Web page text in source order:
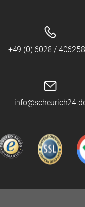
+49 (0) 6028 /